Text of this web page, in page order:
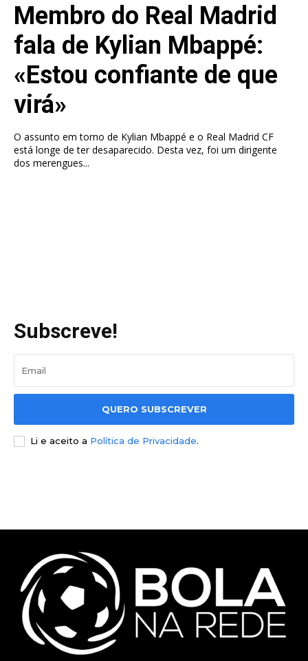
Membro do Real Madrid
fala de Kylian Mbappé:
«Estou confiante de que
virá»
O assunto em torno de Kylian Mbappé e o Real Madrid CF
está longe de ter desaparecido. Desta vez, foi um dirigente
dos merengues...
Subscreve!
QUERO SUBSCREVER
Li e aceito a Política de Privacidade.